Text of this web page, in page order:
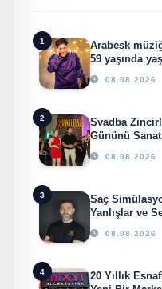
1
Arabesk
59 yaşında
08.08.2026
2
Svadba
Gününü
İsimleriyle
08.08.2026
3
Saç
Yanlışlar ve
ile Özel
08.08.2026
4
20 Yıllık